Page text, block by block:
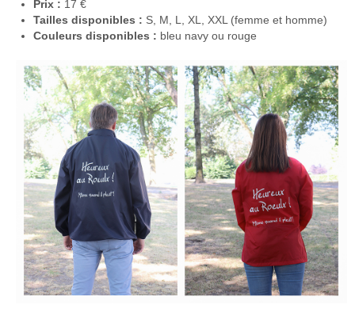
Prix : 17 €
Tailles disponibles : S, M, L, XL, XXL (femme et homme)
Couleurs disponibles : bleu navy ou rouge